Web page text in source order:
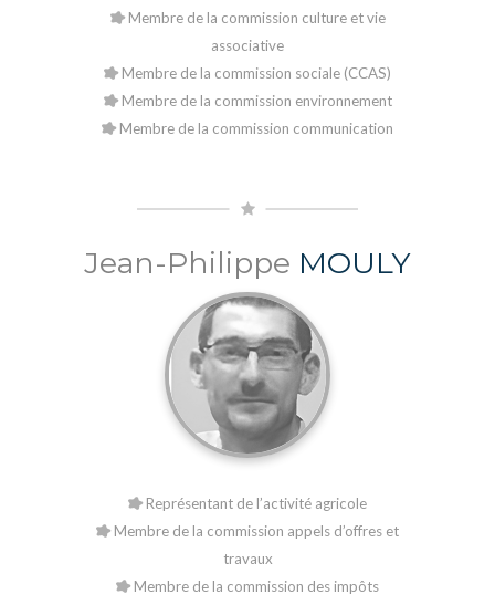
Membre de la commission culture et vie
associative
Membre de la commission sociale (CCAS)
Membre de la commission environnement
Membre de la commission communication
Jean-Philippe MOULY
Représentant de l’activité agricole
Membre de la commission appels d’offres et
travaux
Membre de la commission des impôts